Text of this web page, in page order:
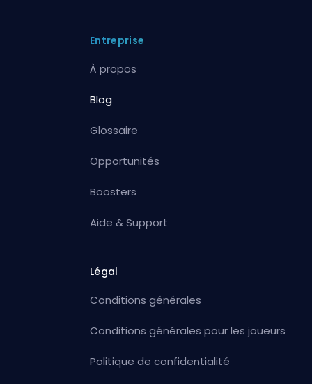
Entreprise
À propos
Blog
Glossaire
Opportunités
Boosters
Aide & Support
Légal
Conditions générales
Conditions générales pour les joueurs
Politique de confidentialité